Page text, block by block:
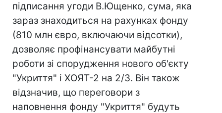
підписання угоди В.Ющенко, сума, яка
зараз знаходиться на рахунках фонду
(810 млн євро, включаючи відсотки),
дозволяє профінансувати майбутні
роботи зі спорудження нового об'єкту
"Укриття" і ХОЯТ-2 на 2/3. Він також
відзначив, що переговори з
наповнення фонду "Укриття" будуть